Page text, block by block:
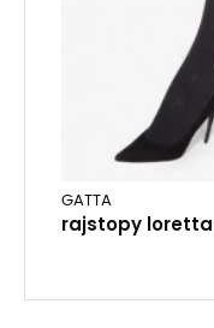
GATTA
rajstopy loretta